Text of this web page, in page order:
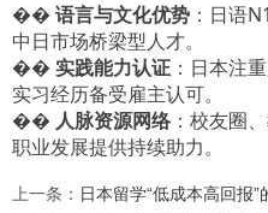
�� 语言与文化优势 ：日语
中日市场桥梁型人才。
�� 实践能力认证 ：日本注
实习经历备受雇主认可。
�� 人脉资源网络：校友圈
职业发展提供持续助力。
上一条 ： 日本留学“低成本高回报”